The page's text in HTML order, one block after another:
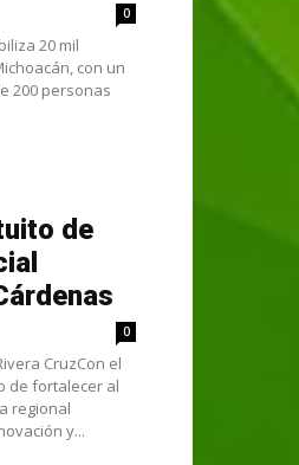
0
20 mil
con un
200 personas
de
0
CruzCon el
de fortalecer al
regional
y...